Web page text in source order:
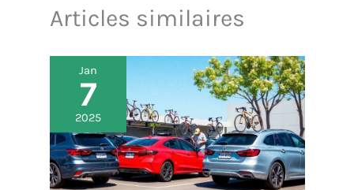
Articles similaires
Jan
7
2025